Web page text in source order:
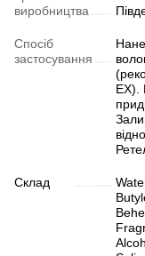
виробництва
Спосіб
застосування
EX).
Склад